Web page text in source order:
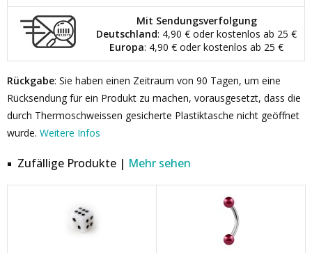
Mit Sendungsverfolgung
Deutschland: 4,90 € oder kostenlos ab 25 €
Europa: 4,90 € oder kostenlos ab 25 €
Rückgabe: Sie haben einen Zeitraum von 90 Tagen, um eine
Rücksendung für ein Produkt zu machen, vorausgesetzt, dass die
durch Thermoschweissen gesicherte Plastiktasche nicht geöffnet
wurde. Weitere Infos
Zufällige Produkte | Mehr sehen